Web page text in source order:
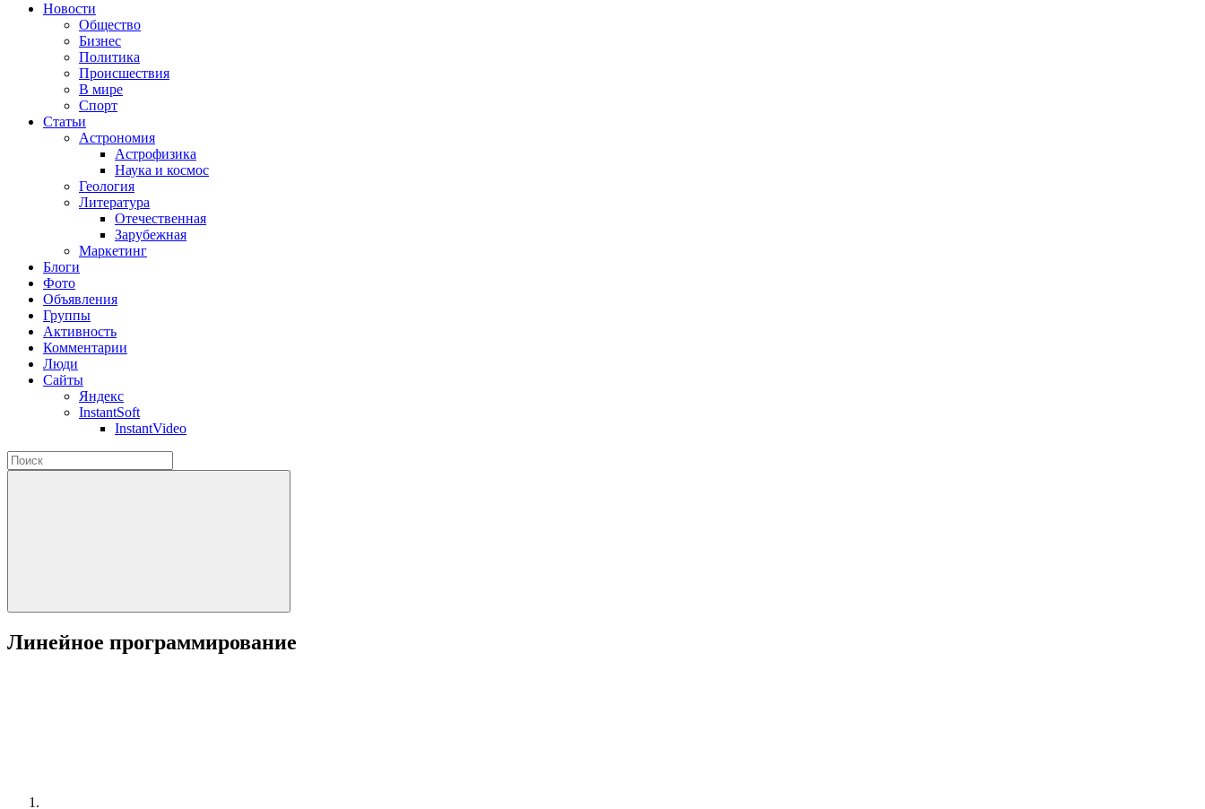
Новости
Общество
Бизнес
Политика
Происшествия
В мире
Спорт
Статьи
Астрономия
Астрофизика
Наука и космос
Геология
Литература
Отечественная
Зарубежная
Маркетинг
Блоги
Фото
Объявления
Группы
Активность
Комментарии
Люди
Сайты
Яндекс
InstantSoft
InstantVideo
Линейное программирование